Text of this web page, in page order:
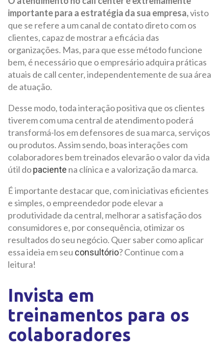
importante para a estratégia da sua empresa,visto
que se refere a um canal de contato direto com os
clientes, capaz de mostrar a eficácia das
organizações. Mas, para que esse método funcione
bem, é necessário que o empresário adquira práticas
atuais de call center, independentemente de sua área
de atuação.
Desse modo, toda interação positiva que os clientes
tiverem com uma central de atendimento poderá
transformá-los em defensores de sua marca, serviços
ou produtos. Assim sendo, boas interações com
colaboradores bem treinados elevarão o valor da vida
útil dopaciente na clínica e a valorização da marca.
É importante destacar que, com iniciativas eficientes
e simples, o empreendedor pode elevar a
produtividade da central, melhorar a satisfação dos
consumidores e, por consequência, otimizar os
resultados do seu negócio. Quer saber como aplicar
essa ideia em seu consultório? Continue com a
leitura!
Invista em
treinamentos para os
colaboradores